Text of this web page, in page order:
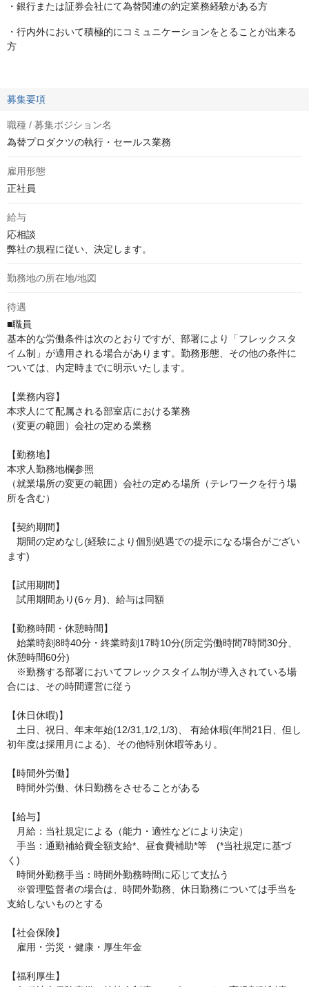
・銀行または証券会社にて為替関連の約定業務経験がある方
・行内外において積極的にコミュニケーションをとることが出来る
方
募集要項
職種 / 募集ポジション名
為替プロダクツの執行・セールス業務
雇用形態
正社員
給与
応相談
弊社の規程に従い、決定します。
勤務地の所在地/地図
待遇
■職員
基本的な労働条件は次のとおりですが、部署により「フレックスタ
イム制」が適用される場合があります。勤務形態、その他の条件に
ついては、内定時までに明示いたします。
【業務内容】
本求人にて配属される部室店における業務
（変更の範囲）会社の定める業務
【勤務地】
本求人勤務地欄参照
（就業場所の変更の範囲）会社の定める場所（テレワークを行う場
所を含む）
【契約期間】
期間の定めなし(経験により個別処遇での提示になる場合がござい
ます)
【試用期間】
試用期間あり(6ヶ月)、給与は同額
【勤務時間・休憩時間】
始業時刻8時40分・終業時刻17時10分(所定労働時間7時間30分、
休憩時間60分)
※勤務する部署においてフレックスタイム制が導入されている場
合には、その時間運営に従う
【休日休暇)】
土日、祝日、年末年始(12/31,1/2,1/3)、 有給休暇(年間21日、但し
初年度は採用月による)、その他特別休暇等あり。
【時間外労働】
時間外労働、休日勤務をさせることがある
【給与】
月給：当社規定による（能力・適性などにより決定）
手当：通勤補給費全額支給*、昼食費補助*等　(*当社規定に基づ
く)
時間外勤務手当：時間外勤務時間に応じて支払う
※管理監督者の場合は、時間外勤務、休日勤務については手当を
支給しないものとする
【社会保険】
雇用・労災・健康・厚生年金
【福利厚生】